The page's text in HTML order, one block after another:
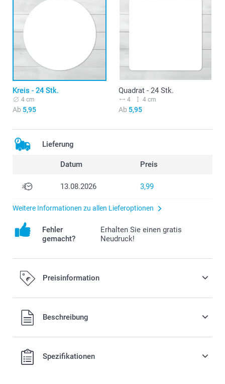
Kreis - 24 Stk.
4 cm
Ab 5,95
Quadrat - 24 Stk.
4 4 cm
Ab 5,95
Lieferung
Datum Preis
13.08.2026 3,99
Weitere Informationen zu allen Lieferoptionen
Fehler
gemacht?
Erhalten Sie einen gratis
Neudruck!
Preisinformation
Alle Preise verstehen sich in EURO (€) inkl. MwSt. und zzgl.
Versandkosten.Beschreibung
Spezifikationen